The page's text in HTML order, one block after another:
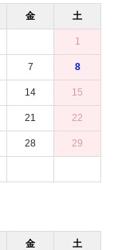
金 土
1
7 8
14 15
21 22
28 29
金 土